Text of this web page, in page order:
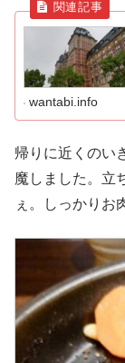
wantabi.info
帰りに近くのい
魔しました。立
ぇ。しっかりお